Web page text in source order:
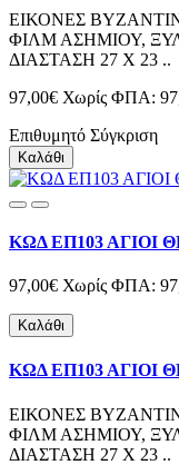
ΕΙΚΟΝΕΣ
ΦΙΛΜ ΑΣΗΜΙΟΥ,
ΔΙΑΣΤΑΣΗ 27 Χ 23 ..
97,00€ Χωρίς ΦΠΑ:
Επιθυμητό Σύγκριση
Καλάθι
ΚΩΔ ΕΠ103 ΑΓΙΟΙ
97,00€ Χωρίς ΦΠΑ:
Καλάθι
ΚΩΔ ΕΠ103 ΑΓΙΟΙ
ΕΙΚΟΝΕΣ
ΦΙΛΜ ΑΣΗΜΙΟΥ,
ΔΙΑΣΤΑΣΗ 27 Χ 23 ..